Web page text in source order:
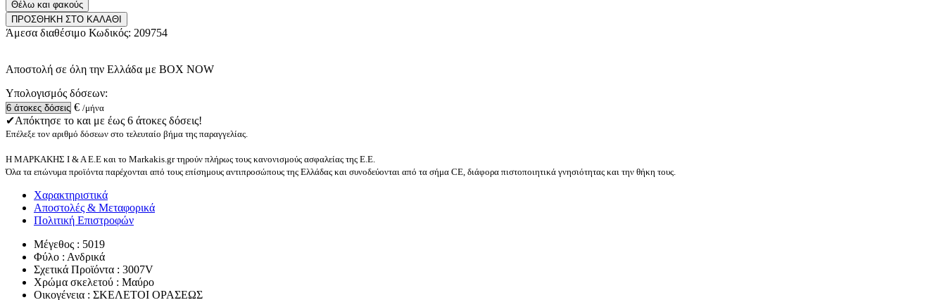
Θέλω και φακούς
ΠΡΟΣΘΗΚΗ ΣΤΟ ΚΑΛΑΘΙ
Άμεσα διαθέσιμο Κωδικός: 209754
Αποστολή σε όλη την Ελλάδα με BOX NOW
Υπολογισμός δόσεων:
€ /μήνα
✔Απόκτησε το και με έως 6 άτοκες δόσεις!
Επέλεξε τον αριθμό δόσεων στο τελευταίο βήμα της παραγγελίας.
Η ΜΑΡΚΑΚΗΣ Ι & Α Ε.Ε και το Markakis.gr τηρούν πλήρως τους κανονισμούς ασφαλείας της Ε.Ε.
Όλα τα επώνυμα προϊόντα παρέχονται από τους επίσημους αντιπροσώπους της Ελλάδας και συνοδεύονται από τα σήμα CE, διάφορα πιστοποιητικά γνησιότητας και την θήκη τους.
Χαρακτηριστικά
Αποστολές & Μεταφορικά
Πολιτική Επιστροφών
Μέγεθος : 5019
Φύλο : Ανδρικά
Σχετικά Προϊόντα : 3007V
Χρώμα σκελετού : Μαύρο
Οικογένεια : ΣΚΕΛΕΤΟΙ ΟΡΑΣΕΩΣ